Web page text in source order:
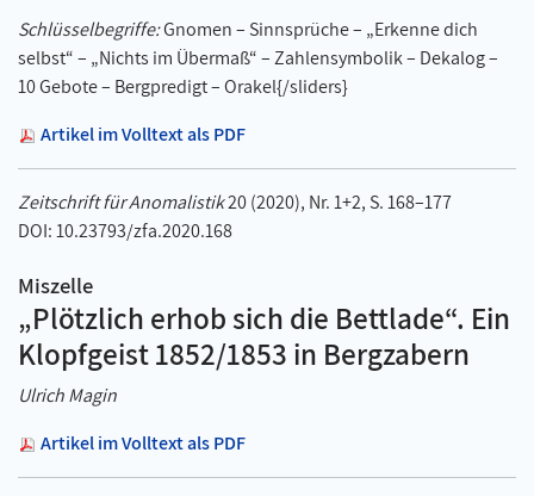
Schlüsselbegriffe:Gnomen – Sinnsprüche – „Erkenne dich
selbst“ – „Nichts im Übermaß“ – Zahlensymbolik – Dekalog –
10 Gebote – Bergpredigt – Orakel{/sliders}
Artikel im Volltext als PDF
Zeitschrift für Anomalistik20 (2020), Nr. 1+2, S. 168–177
DOI: 10.23793/zfa.2020.168
Miszelle
„Plötzlich erhob sich die Bettlade“. Ein
Klopfgeist 1852/1853 in Bergzabern
Ulrich Magin
Artikel im Volltext als PDF